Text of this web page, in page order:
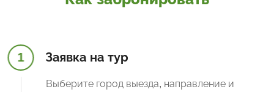
1 Заявка на тур
Выберите город выезда, направление и